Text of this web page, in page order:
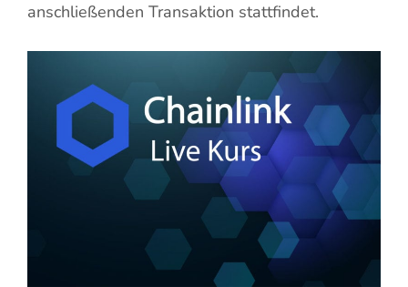
anschließenden Transaktion stattfindet.